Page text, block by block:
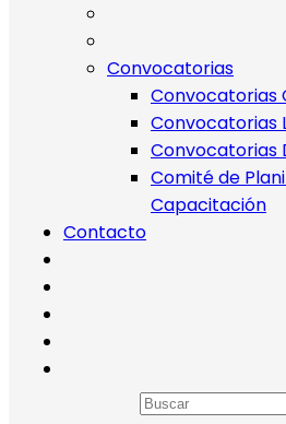
Convocatorias
Convocatorias
Convocatorias
Convocatorias
Comité de
Capacitación
Contacto